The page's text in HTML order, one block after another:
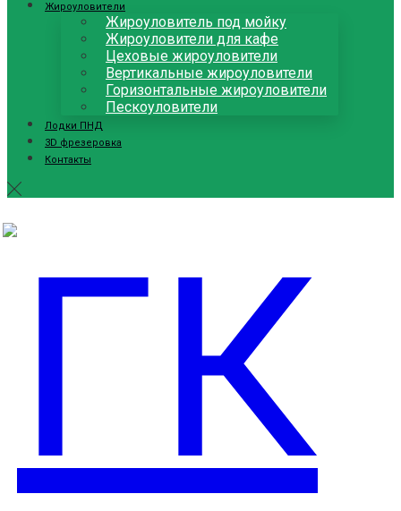
Жироуловители
Жироуловитель под мойку
Жироуловители для кафе
Цеховые жироуловители
Вертикальные жироуловители
Горизонтальные жироуловители
Пескоуловители
Лодки ПНД
3D фрезеровка
Контакты